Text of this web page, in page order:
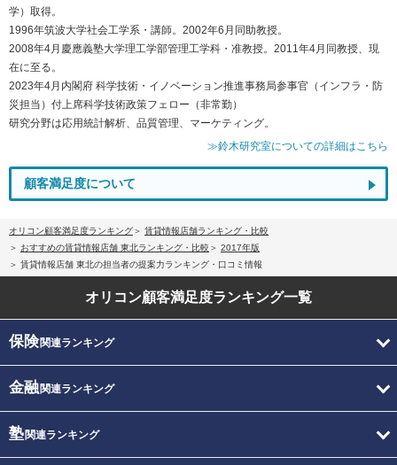
学）取得。
1996年筑波大学社会工学系・講師。2002年6月同助教授。
2008年4月慶應義塾大学理工学部管理工学科・准教授。2011年4月同教授、現
在に至る。
2023年4月内閣府 科学技術・イノベーション推進事務局参事官（インフラ・防
災担当）付上席科学技術政策フェロー（非常勤）
研究分野は応用統計解析、品質管理、マーケティング。
≫鈴木研究室についての詳細はこちら
顧客満足度について
オリコン顧客満足度ランキング
賃貸情報店舗ランキング・比較
おすすめの賃貸情報店舗 東北ランキング・比較
2017年版
賃貸情報店舗 東北の担当者の提案力ランキング・口コミ情報
オリコン顧客満足度ランキング一覧
保険関連ランキング
金融関連ランキング
塾関連ランキング